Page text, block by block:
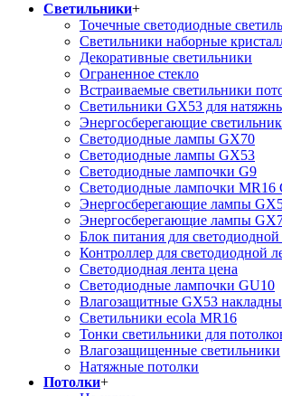
Светильники+
Точечные светодиодные
Светильники наборные
Декоративные светильники
Ограненное стекло
Встраиваемые светильники
Светильники GX53 для
Энергосберегающие
Светодиодные лампы GX70
Светодиодные лампы GX53
Светодиодные лампочки G9
Светодиодные лампочки MR16
Энергосберегающие лампы
Энергосберегающие лампы
Блок питания для
Контроллер для светодиодной
Светодиодная лента цена
Светодиодные лампочки GU10
Влагозащитные GX53
Светильники ecola MR16
Тонки светильники для
Влагозащищенные светильники
Натяжные потолки
Потолки+